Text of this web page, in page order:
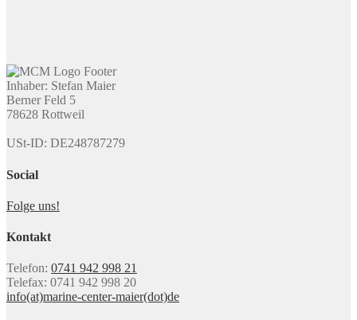
Inhaber: Stefan Maier
Berner Feld 5
78628 Rottweil
USt-ID: DE248787279
Social
Folge uns!
Kontakt
Telefon: 0741 942 998 21
Telefax: 0741 942 998 20
info(at)marine-center-maier(dot)de